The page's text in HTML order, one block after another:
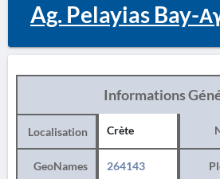
Ag. Pelayias Bay-
Informations
Localisation Crète
GeoNames 264143